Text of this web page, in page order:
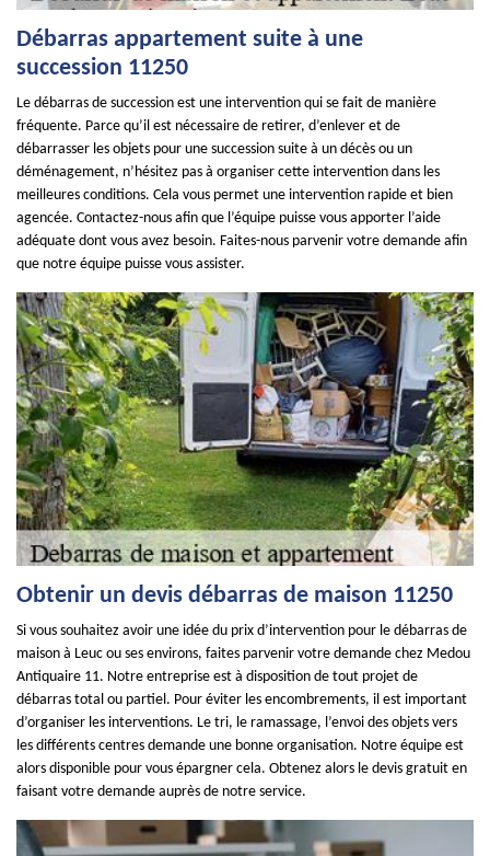
Débarras appartement suite à une
succession 11250
Le débarras de succession est une intervention qui se fait de manière
fréquente. Parce qu’il est nécessaire de retirer, d’enlever et de
débarrasser les objets pour une succession suite à un décès ou un
déménagement, n’hésitez pas à organiser cette intervention dans les
meilleures conditions. Cela vous permet une intervention rapide et bien
agencée. Contactez-nous afin que l’équipe puisse vous apporter l’aide
adéquate dont vous avez besoin. Faites-nous parvenir votre demande afin
que notre équipe puisse vous assister.
Obtenir un devis débarras de maison 11250
Si vous souhaitez avoir une idée du prix d’intervention pour le débarras de
maison à Leuc ou ses environs, faites parvenir votre demande chez Medou
Antiquaire 11. Notre entreprise est à disposition de tout projet de
débarras total ou partiel. Pour éviter les encombrements, il est important
d’organiser les interventions. Le tri, le ramassage, l’envoi des objets vers
les différents centres demande une bonne organisation. Notre équipe est
alors disponible pour vous épargner cela. Obtenez alors le devis gratuit en
faisant votre demande auprès de notre service.